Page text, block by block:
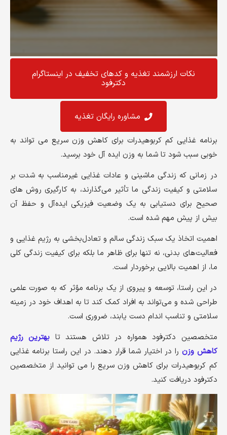
نکات ارزشمند تغذیه و کد‌های تخفیف در اینستاگرام
دکترفود
مشاوره رایگان تغذیه
برنامه غذایی کم کربوهیدرات برای کاهش وزن سریع می تواند به
خوبی سبب شود تا شما به وزن ایده آل خود برسید.
در زمانی که زندگی ماشینی و عادات غذایی غیرمناسب به شدت بر
سلامتی و کیفیت زندگی ما تأثیر می‌گذارند، به کارگیری روش های
صحیح برای دستیابی به یک وضعیت فیزیکی ایده‌آل و حفظ آن
بیش از پیش مهم شده است.
اهمیت اتخاذ یک سبک زندگی سالم و تعادل‌بخشی به رژیم غذایی و
فعالیت‌های بدنی، نه تنها برای ظاهر ما بلکه برای کیفیت زندگی کلی
ما، از اهمیت بالایی برخوردار است.
در این راستا، توسعه و پیروی از یک برنامه مؤثر که به صورت علمی
طراحی شده و می‌تواند به افراد کمک کند تا به اهداف خود در زمینه
سلامتی و تناسب اندام دست یابند، ضروری است.
متخصصین دکترفود همواره در تلاش هستند تا بهترین رژیم
کاهش وزن را در اختیار شما قرار دهند. در این راستا برنامه غذایی
کم کربوهیدرات برای کاهش وزن سریع را می توانید از متخصصین
دکترفود دریافت کنید.